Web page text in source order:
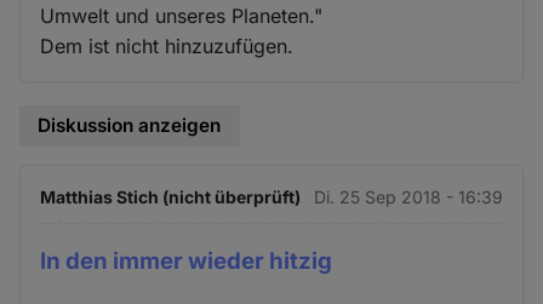
Umwelt und unseres Planeten."
Dem ist nicht hinzuzufügen.
Diskussion anzeigen
Matthias Stich (nicht überprüft) Di. 25 Sep 2018 - 16:39
In den immer wieder hitzig